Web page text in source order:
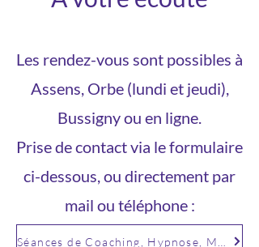
Les rendez-vous sont possibles à
Assens, Orbe (lundi et jeudi),
Bussigny ou en ligne.
Prise de contact via le formulaire
ci-dessous, ou directement par
mail ou téléphone :